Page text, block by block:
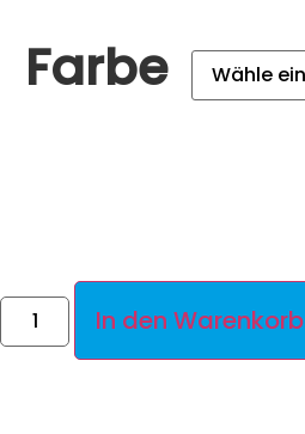
Farbe
In den Warenkorb